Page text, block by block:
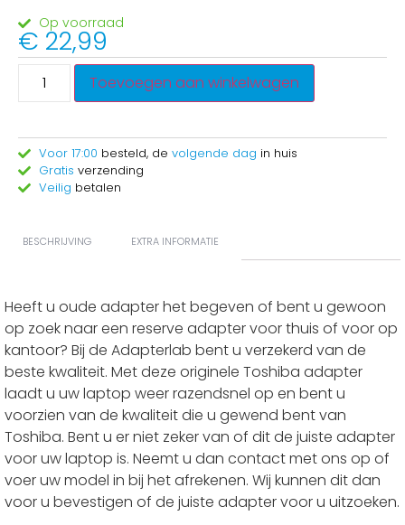
Op voorraad
€ 22,99
Toevoegen aan winkelwagen
Voor 17:00 besteld, de volgende dag in huis
Gratis verzending
Veilig betalen
BESCHRIJVING EXTRA INFORMATIE
Heeft u oude adapter het begeven of bent u gewoon
op zoek naar een reserve adapter voor thuis of voor op
kantoor? Bij de Adapterlab bent u verzekerd van de
beste kwaliteit. Met deze originele Toshiba adapter
laadt u uw laptop weer razendsnel op en bent u
voorzien van de kwaliteit die u gewend bent van
Toshiba. Bent u er niet zeker van of dit de juiste adapter
voor uw laptop is. Neemt u dan contact met ons op of
voer uw model in bij het afrekenen. Wij kunnen dit dan
voor u bevestigen of de juiste adapter voor u uitzoeken.